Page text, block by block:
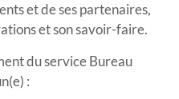
et de ses partenaires,
et son savoir-faire.
du service Bureau
: